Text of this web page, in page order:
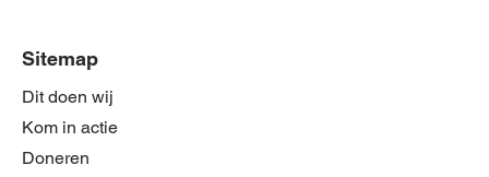
Sitemap
Dit doen wij
Kom in actie
Doneren